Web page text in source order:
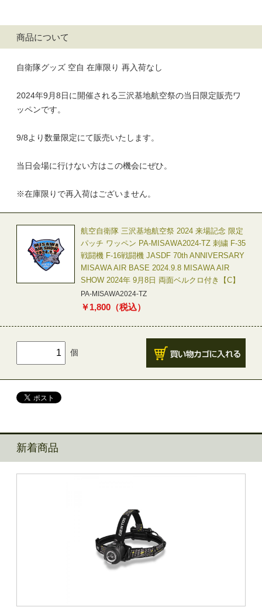
商品について
自衛隊グッズ 空自 在庫限り 再入荷なし
2024年9月8日に開催される三沢基地航空祭の当日限定販売ワ
ッペンです。
9/8より数量限定にて販売いたします。
当日会場に行けない方はこの機会にぜひ。
※在庫限りで再入荷はございません。
航空自衛隊 三沢基地航空祭 2024 来場記念 限定
パッチ ワッペン PA-MISAWA2024-TZ 刺繍 F-35
戦闘機 F-16戦闘機 JASDF 70th ANNIVERSARY
MISAWA AIR BASE 2024.9.8 MISAWA AIR
SHOW 2024年 9月8日 両面ベルクロ付き【C】
PA-MISAWA2024-TZ
￥1,800 （税込）
個
新着商品